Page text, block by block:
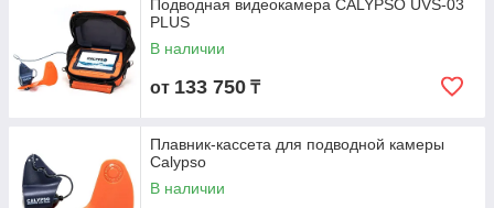
Подводная видеокамера CALYPSO UVS-03
PLUS
В наличии
от 133 750 ₸
Плавник-кассета для подводной камеры
Calypso
В наличии